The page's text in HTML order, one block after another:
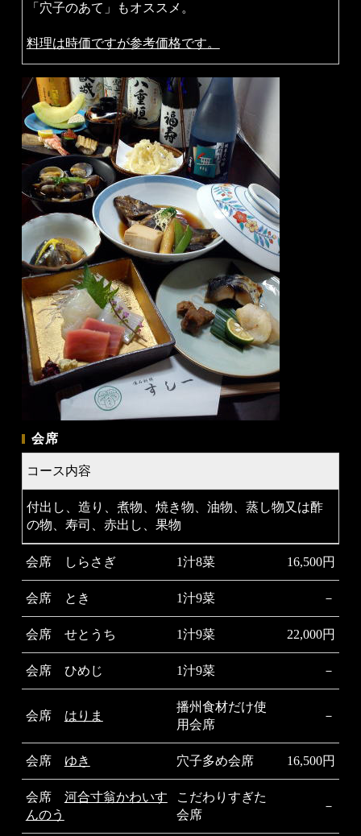
「穴子のあて」もオススメ。
料理は時価ですが参考価格です。
会席
コース内容
付出し、造り、煮物、焼き物、油物、蒸し物又は酢
の物、寿司、赤出し、果物
会席 しらさぎ 1汁8菜 16,500円
会席 とき 1汁9菜 －
会席 せとうち 1汁9菜 22,000円
会席 ひめじ 1汁9菜 －
会席 はりま
播州食材だけ使
用会席
－
会席 ゆき 穴子多め会席 16,500円
会席 河合寸翁かわいす
んのう
こだわりすぎた
会席
－